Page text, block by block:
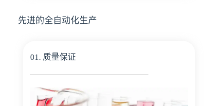
先进的全自动化生产
01. 质量保证